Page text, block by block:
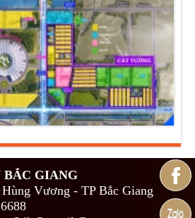
BẮC GIANG
Vương - TP Bắc Giang